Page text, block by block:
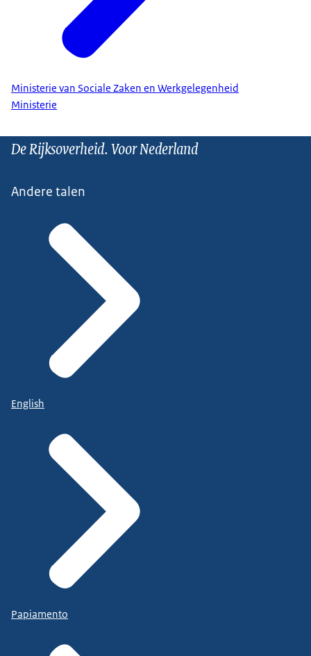
Ministerie van Sociale Zaken en Werkgelegenheid
Ministerie
De Rijksoverheid. Voor Nederland
Andere talen
English
Papiamento